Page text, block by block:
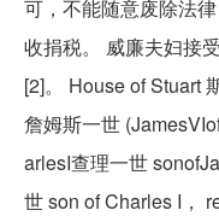
可，不能随意废除法
收捐税。 威廉夫妇接
[2]。 House of Stuart
詹姆斯一世
arlesI查理一世
世 son of Charles I，